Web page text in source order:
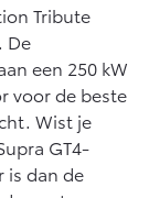
Tribute
De
een 250 kW
voor de beste
Wist je
GT4-
is dan de